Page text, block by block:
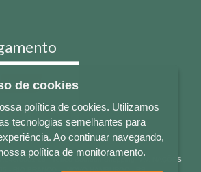
0001-20 - Térreo Bourbon Shopping - AV. NAÇÕES
- RIO BRANCO - - NOVO HAMBURGO - RS
de cookies
política de cookies. Utilizamos
tecnologias semelhantes para
Ao continuar navegando,
política de monitoramento.